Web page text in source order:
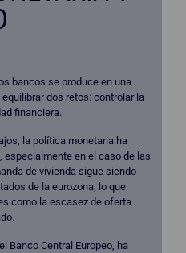
bancos se produce en una
dos retos: controlar la
financiera.
la política monetaria ha
en el caso de las
de vivienda sigue siendo
de la eurozona, lo que
como la escasez de oferta
Banco Central Europeo, ha